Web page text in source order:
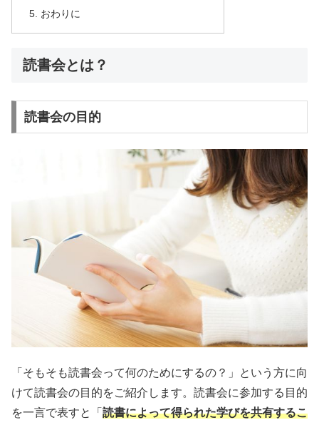
おわりに
読書会とは？
読書会の目的
「そもそも読書会って何のためにするの？」という方に向
けて読書会の目的をご紹介します。読書会に参加する目的
を一言で表すと「 読書によって得られた学びを共有するこ